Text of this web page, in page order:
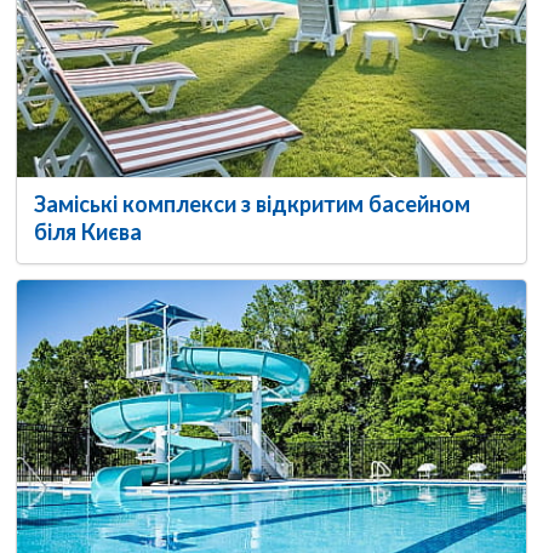
Заміські комплекси з відкритим басейном
біля Києва